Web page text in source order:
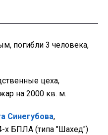
погибли 3 человека,
цеха,
на 2000 кв. м.
Синегубова,
х БПЛА (типа "Шахед")